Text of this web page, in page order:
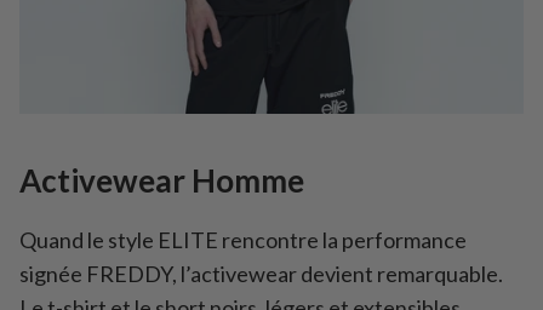
Activewear Homme
Quand le style ELITE rencontre la performance
signée FREDDY, l’activewear devient remarquable.